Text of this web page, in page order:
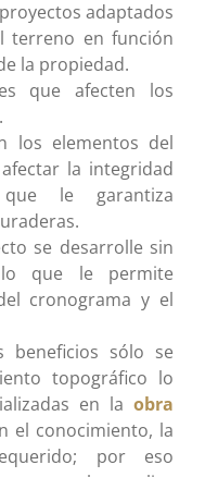
adaptados
terreno en función
la propiedad.
que afecten los
los elementos del
la integridad
le garantiza
se desarrolle sin
lo que le permite
cronograma y el
beneficios sólo se
topográfico lo
en la obra
el conocimiento, la
por eso